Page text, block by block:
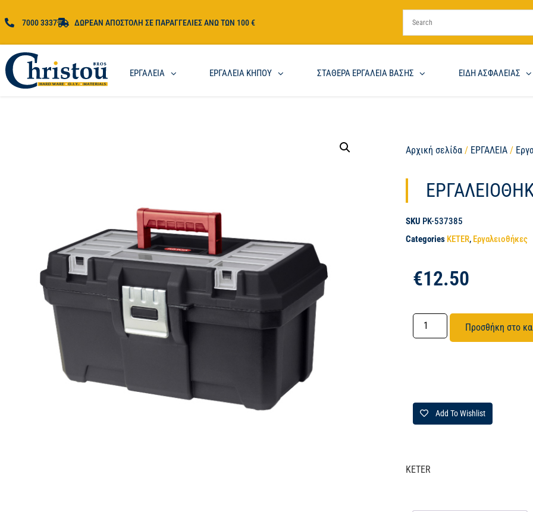
7000 3337 ΔΩΡΕΑΝ ΑΠΟΣΤΟΛΗ ΣΕ ΠΑΡΑΓΓΕΛΙΕΣ ΑΝΩ ΤΩΝ 100 €
ΕΡΓΑΛΕΙΑ ΕΡΓΑΛΕΙΑ ΚΗΠΟΥ ΣΤΑΘΕΡΑ ΕΡΓΑΛΕΙΑ ΒΑΣΗΣ ΕΙΔΗ ΑΣΦΑΛΕΙΑΣ
Αρχική σελίδα / ΕΡΓΑΛΕΙΑ /
SKU PK-537385
Categories KETER, Εργαλειοθήκες
€12.50
Προσθήκη στο
Add To Wishlist
KETER